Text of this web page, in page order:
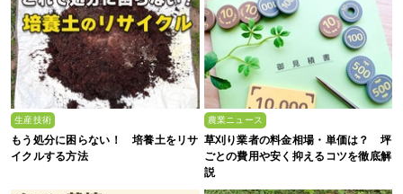
生産技術
もう処分に困らない！ 培養土をリサ
イクルする方法
農業ニュース
草刈り業者の料金相場・単価は？ 坪
ごとの費用や安く抑えるコツを徹底解
説